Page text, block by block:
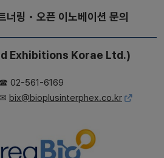
너링・오픈 이노베이션 문의
Exhibitions Korae Ltd.)
6169
bix@bioplusinterphex.co.kr